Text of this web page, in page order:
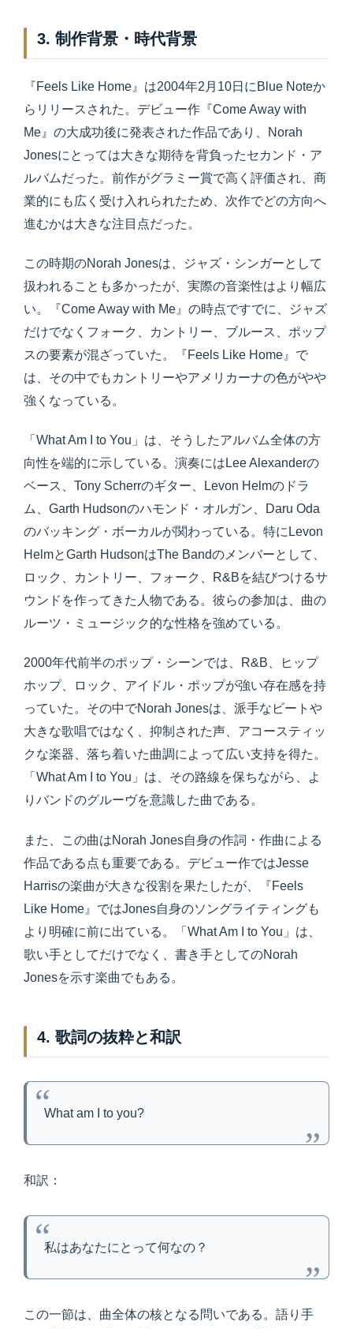
3. 制作背景・時代背景
『Feels Like Home』は2004年2月10日にBlue Noteか
らリリースされた。デビュー作『Come Away with
Me』の大成功後に発表された作品であり、Norah
Jonesにとっては大きな期待を背負ったセカンド・ア
ルバムだった。前作がグラミー賞で高く評価され、商
業的にも広く受け入れられたため、次作でどの方向へ
進むかは大きな注目点だった。
この時期のNorah Jonesは、ジャズ・シンガーとして
扱われることも多かったが、実際の音楽性はより幅広
い。『Come Away with Me』の時点ですでに、ジャズ
だけでなくフォーク、カントリー、ブルース、ポップ
スの要素が混ざっていた。『Feels Like Home』で
は、その中でもカントリーやアメリカーナの色がやや
強くなっている。
「What Am I to You」は、そうしたアルバム全体の方
向性を端的に示している。演奏にはLee Alexanderの
ベース、Tony Scherrのギター、Levon Helmのドラ
ム、Garth Hudsonのハモンド・オルガン、Daru Oda
のバッキング・ボーカルが関わっている。特にLevon
HelmとGarth HudsonはThe Bandのメンバーとして、
ロック、カントリー、フォーク、R&Bを結びつけるサ
ウンドを作ってきた人物である。彼らの参加は、曲の
ルーツ・ミュージック的な性格を強めている。
2000年代前半のポップ・シーンでは、R&B、ヒップ
ホップ、ロック、アイドル・ポップが強い存在感を持
っていた。その中でNorah Jonesは、派手なビートや
大きな歌唱ではなく、抑制された声、アコースティッ
クな楽器、落ち着いた曲調によって広い支持を得た。
「What Am I to You」は、その路線を保ちながら、よ
りバンドのグルーヴを意識した曲である。
また、この曲はNorah Jones自身の作詞・作曲による
作品である点も重要である。デビュー作ではJesse
Harrisの楽曲が大きな役割を果たしたが、『Feels
Like Home』ではJones自身のソングライティングも
より明確に前に出ている。「What Am I to You」は、
歌い手としてだけでなく、書き手としてのNorah
Jonesを示す楽曲でもある。
4. 歌詞の抜粋と和訳
What am I to you?
和訳：
私はあなたにとって何なの？
この一節は、曲全体の核となる問いである。語り手